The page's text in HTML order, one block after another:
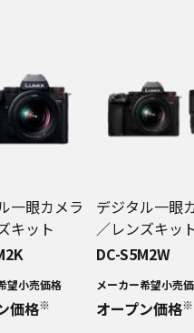
一眼カメラ
キット
望小売価格
価格※
デジタル一眼
／レンズキッ
DC-S5M2W
メーカー希望小売
オープン価格※